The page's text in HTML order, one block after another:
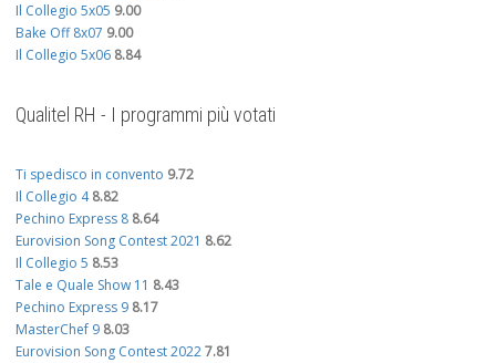
Il Collegio 5x05 9.00
Bake Off 8x07 9.00
Il Collegio 5x06 8.84
Qualitel RH - I programmi più votati
Ti spedisco in convento 9.72
Il Collegio 4 8.82
Pechino Express 8 8.64
Eurovision Song Contest 2021 8.62
Il Collegio 5 8.53
Tale e Quale Show 11 8.43
Pechino Express 9 8.17
MasterChef 9 8.03
Eurovision Song Contest 20227.81